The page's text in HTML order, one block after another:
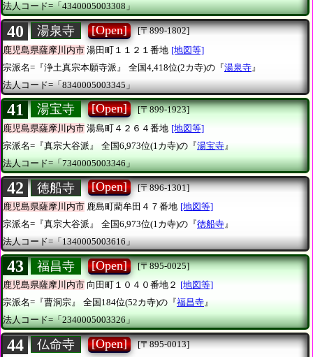
法人コード=「4340005003308」
40 湯泉寺 [Open]
[〒899-1802]
鹿児島県薩摩川内市 湯田町１１２１番地 [地図等]
宗派名=『浄土真宗本願寺派』
全国4,418位(2カ寺)の『湯泉寺 』
法人コード=「8340005003345」
41 湯宝寺 [Open]
[〒899-1923]
鹿児島県薩摩川内市 湯島町４２６４番地 [地図等]
宗派名=『真宗大谷派』
全国6,973位(1カ寺)の『湯宝寺 』
法人コード=「7340005003346」
42 徳船寺 [Open]
[〒896-1301]
鹿児島県薩摩川内市 鹿島町藺牟田４７番地 [地図等]
宗派名=『真宗大谷派』
全国6,973位(1カ寺)の『徳船寺』
法人コード=「1340005003616」
43 福昌寺 [Open]
[〒895-0025]
鹿児島県薩摩川内市 向田町１０４０番地２ [地図等]
宗派名=『曹洞宗』
全国184位(52カ寺)の『福昌寺』
法人コード=「2340005003326」
44 仏命寺 [Open]
[〒895-0013]